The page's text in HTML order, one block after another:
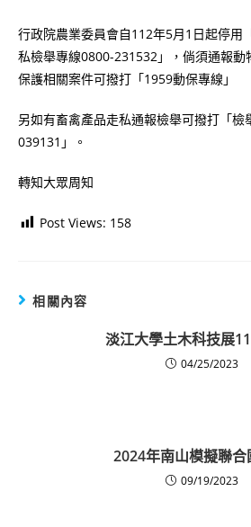
行政院農業委員會自112年5月1日起停用
私檢舉專線0800-231532」，倘須通報動
保護相關案件可撥打「1959動保專線」
另如有畜禽產品走私通報檢舉可撥打「檢
039131」。
轉知大眾周知
Post Views: 158
相關內容
淡江大學土木科技展
04/25/2023
2024年南山模擬聯合
09/19/2023